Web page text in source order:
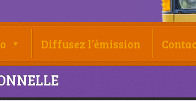
Diffusez l’émission